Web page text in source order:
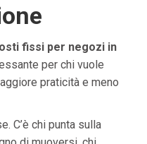
fissi per negozi in
per chi vuole
praticità e meno
C’è chi punta sulla